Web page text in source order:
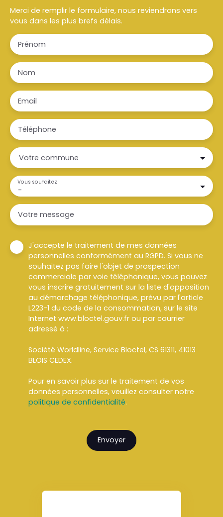
Merci de remplir le formulaire, nous reviendrons vers
vous dans les plus brefs délais.
Prénom
Nom
Email
Téléphone
Votre commune
-
Vous souhaitez
Votre message
J'accepte le traitement de mes données
personnelles conformément au RGPD. Si vous ne
souhaitez pas faire l'objet de prospection
commerciale par voie téléphonique, vous pouvez
vous inscrire gratuitement sur la liste d'opposition
au démarchage téléphonique, prévu par l'article
L223-1 du code de la consommation, sur le site
Internet www.bloctel.gouv.fr ou par courrier
adressé à :
Société Worldline, Service Bloctel, CS 61311, 41013
BLOIS CEDEX.
Pour en savoir plus sur le traitement de vos
données personnelles, veuillez consulter notre
politique de confidentialité.
Envoyer